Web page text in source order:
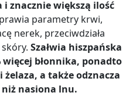
znacznie większą ilość
parametry krwi,
nerek, przeciwdziała
Szałwia hiszpańska
błonnika, ponadto
a także odznacza
nasiona lnu.